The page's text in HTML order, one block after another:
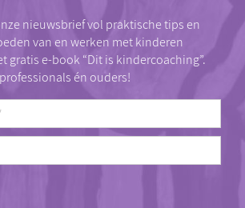
nieuwsbrief vol praktische tips en
van en werken met kinderen
gratis e-book “Dit is kindercoaching”.
én ouders!